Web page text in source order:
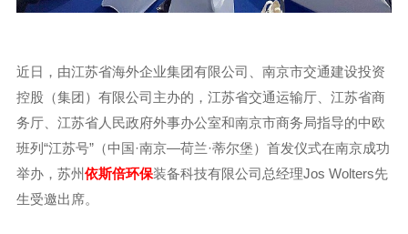
近日，由江苏省海外企业集团有限公司、南京市交通建设投资
控股（集团）有限公司主办的，江苏省交通运输厅、江苏省商
务厅、江苏省人民政府外事办公室和南京市商务局指导的中欧
班列“江苏号”（中国·南京—荷兰·蒂尔堡）首发仪式在南京成功
举办，苏州依斯倍环保装备科技有限公司总经理Jos Wolters先
生受邀出席。